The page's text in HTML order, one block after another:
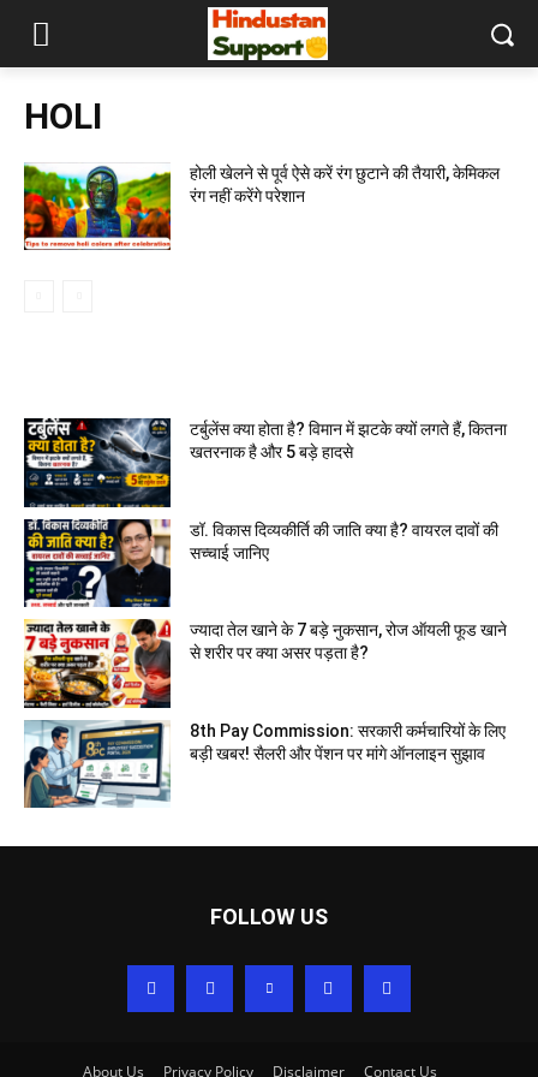
HOLI
होली खेलने से पूर्व ऐसे करें रंग छुटाने की तैयारी, केमिकल
रंग नहीं करेंगे परेशान
टर्बुलेंस क्या होता है? विमान में झटके क्यों लगते हैं, कितना
खतरनाक है और 5 बड़े हादसे
डॉ. विकास दिव्यकीर्ति की जाति क्या है? वायरल दावों की
सच्चाई जानिए
ज्यादा तेल खाने के 7 बड़े नुकसान, रोज ऑयली फूड खाने
से शरीर पर क्या असर पड़ता है?
8th Pay Commission: सरकारी कर्मचारियों के लिए
बड़ी खबर! सैलरी और पेंशन पर मांगे ऑनलाइन सुझाव
FOLLOW US
About Us Privacy Policy Disclaimer Contact Us